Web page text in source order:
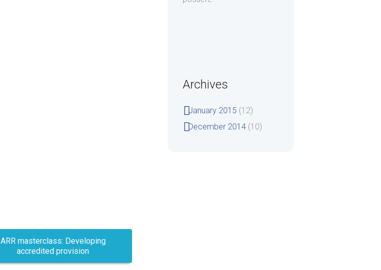
ARR masterclass: Developing
accredited provision
Archives
January 2015 (12)
December 2014 (10)